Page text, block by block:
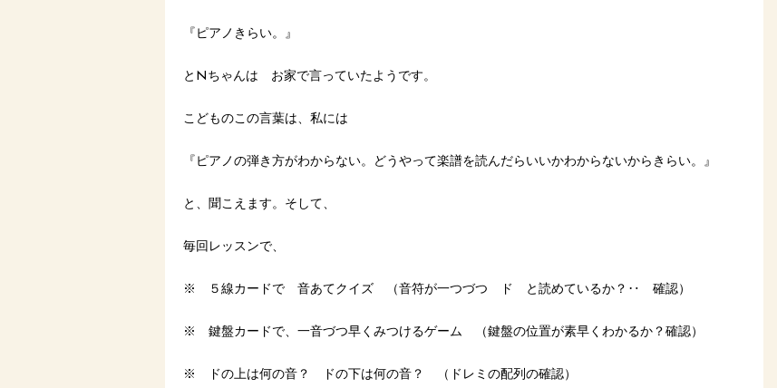
『ピアノきらい。』
とNちゃんは お家で言っていたようです。
こどものこの言葉は、私には
『ピアノの弾き方がわからない。どうやって楽譜を読んだらいいかわからないからきらい。』
と、聞こえます。そして、
毎回レッスンで、
※ ５線カードで 音あてクイズ （音符が一つづつ ド と読めているか？‥ 確認）
※ 鍵盤カードで、一音づつ早くみつけるゲーム （鍵盤の位置が素早くわかるか？確認）
※ ドの上は何の音？ ドの下は何の音？ （ドレミの配列の確認）